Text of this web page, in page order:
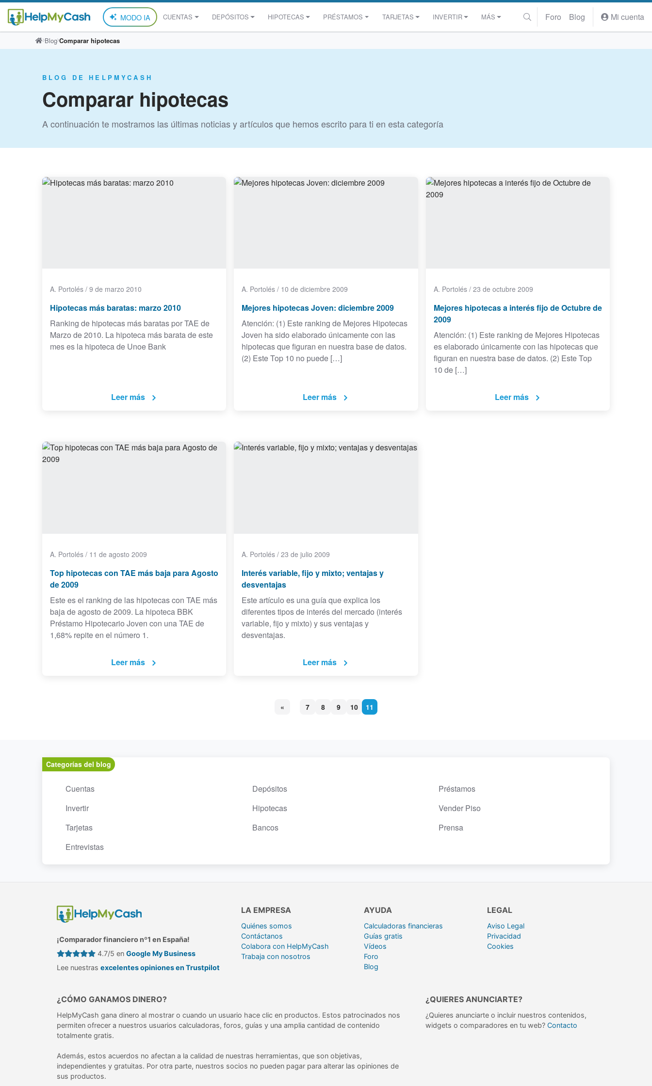
MODO IA CUENTAS DEPÓSITOS HIPOTECAS PRÉSTAMOS TARJETAS INVERTIR MÁS Foro Blog Mi cuenta
al
Blog Comparar hipotecas
BLOG DE HELPMYCASH
Comparar hipotecas
A continuación te mostramos las últimas noticias y artículos que hemos escrito para ti en esta categoría
A. Portolés / 9 de marzo 2010
Hipotecas más baratas: marzo 2010
Ranking de hipotecas más baratas por TAE de
Marzo de 2010. La hipoteca más barata de este
mes es la hipoteca de Unoe Bank
Leer más
A. Portolés / 10 de diciembre 2009
Mejores hipotecas Joven: diciembre 2009
Atención: (1) Este ranking de Mejores Hipotecas
Joven ha sido elaborado únicamente con las
hipotecas que figuran en nuestra base de datos.
(2) Este Top 10 no puede […]
Leer más
A. Portolés/ 23 de octubre 2009
Mejores hipotecas a interés fijo de Octubre de
2009
Atención: (1) Este ranking de Mejores Hipotecas
es elaborado únicamente con las hipotecas que
figuran en nuestra base de datos. (2) Este Top
10 de […]
Leer más
A. Portolés / 11 de agosto 2009
Top hipotecas con TAE más baja para Agosto
de 2009
Este es el ranking de las hipotecas con TAE más
baja de agosto de 2009. La hipoteca BBK
Préstamo Hipotecario Joven con una TAE de
1,68% repite en el número 1.
Leer más
A. Portolés /23 de julio 2009
Interés variable, fijo y mixto; ventajas y
desventajas
Este artículo es una guía que explica los
diferentes tipos de interés del mercado (interés
variable, fijo y mixto) y sus ventajas y
desventajas.
Leer más
« 7 8 9 10 11
Categorías del blog
Cuentas
Invertir
Tarjetas
Entrevistas
Depósitos
Hipotecas
Bancos
Préstamos
Vender Piso
Prensa
¡Comparador financiero nº1 en España!
4.7/5 en Google My Business
Lee nuestras excelentes opiniones en Trustpilot
LA EMPRESA
Quiénes somos
Contáctanos
Colabora con HelpMyCash
Trabaja con nosotros
AYUDA
Calculadoras financieras
Guías gratis
Vídeos
Foro
Blog
LEGAL
Aviso Legal
Privacidad
Cookies
¿CÓMO GANAMOS DINERO?
HelpMyCash gana dinero al mostrar o cuando un usuario hace clic en productos. Estos patrocinados nos
permiten ofrecer a nuestros usuarios calculadoras, foros, guías y una amplia cantidad de contenido
totalmente gratis.
Además, estos acuerdos no afectan a la calidad de nuestras herramientas, que son objetivas,
independientes y gratuitas. Por otra parte, nuestros socios no pueden pagar para alterar las opiniones de
sus productos.
¿QUIERES ANUNCIARTE?
¿Quieres anunciarte o incluir nuestros contenidos,
widgets o comparadores en tu web? Contacto